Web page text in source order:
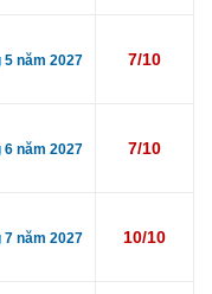
5 năm 2027 7/10
6 năm 2027 7/10
7 năm 2027 10/10